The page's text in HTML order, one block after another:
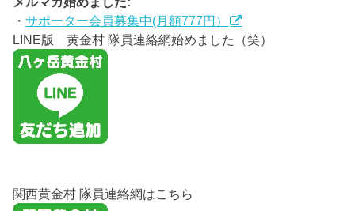
・サポーター会員募集中(月額777円）
LINE版 黄金村 隊員連絡網始めました（笑）
関西黄金村 隊員連絡網はこちら